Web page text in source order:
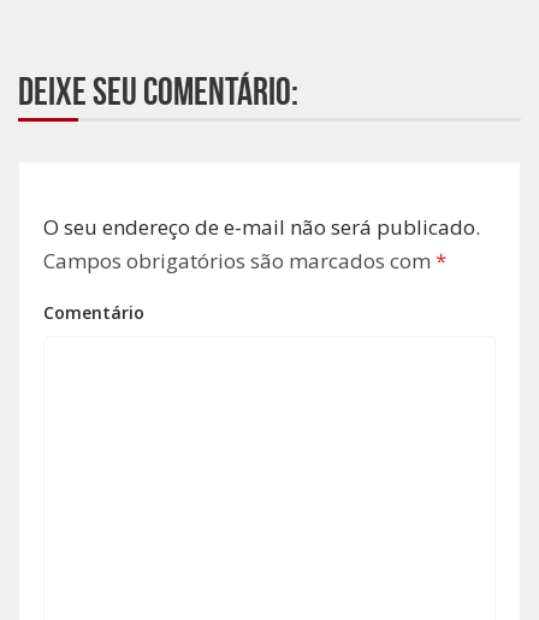
Deixe seu comentário:
O seu endereço de e-mail não será publicado.
Campos obrigatórios são marcados com *
Comentário